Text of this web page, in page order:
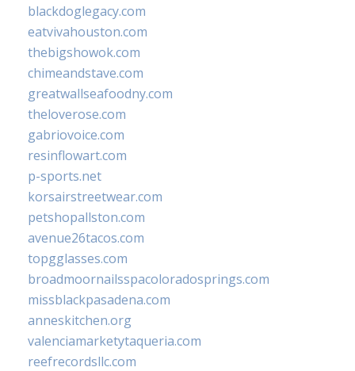
blackdoglegacy.com
eatvivahouston.com
thebigshowok.com
chimeandstave.com
greatwallseafoodny.com
theloverose.com
gabriovoice.com
resinflowart.com
p-sports.net
korsairstreetwear.com
petshopallston.com
avenue26tacos.com
topgglasses.com
broadmoornailsspacoloradosprings.com
missblackpasadena.com
anneskitchen.org
valenciamarketytaqueria.com
reefrecordsllc.com